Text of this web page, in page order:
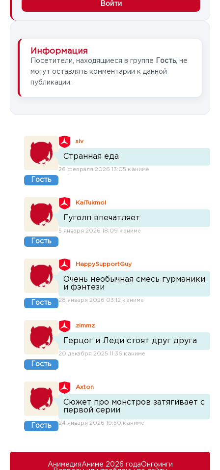
Войти
Информация
Посетители, находящиеся в группе Гость, не
могут оставлять комментарии к данной
публикации.
Гость
siv
Странная еда
26 февраля 2026 13:05 к аниме
Гость
KaiTukmol
Гуголп впечатляет
5 января 2026 18:09 к аниме
Гость
HappySupportGuy
Очень необычная смесь гурманики
и фэнтези
28 января 2026 03:12 к аниме
Гость
zimmz
Герцог и Леди стоят друг друга
20 декабря 2025 11:36 к аниме
Гость
Axton
Сюжет про монстров затягивает с
первой серии
24 января 2026 19:50 к аниме
АнимедияАниме 2026 годаОнгоинги